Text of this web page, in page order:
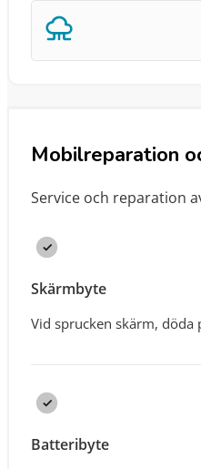
Mobilreparation
Service och reparation
Skärmbyte
Vid sprucken skärm,
Batteribyte